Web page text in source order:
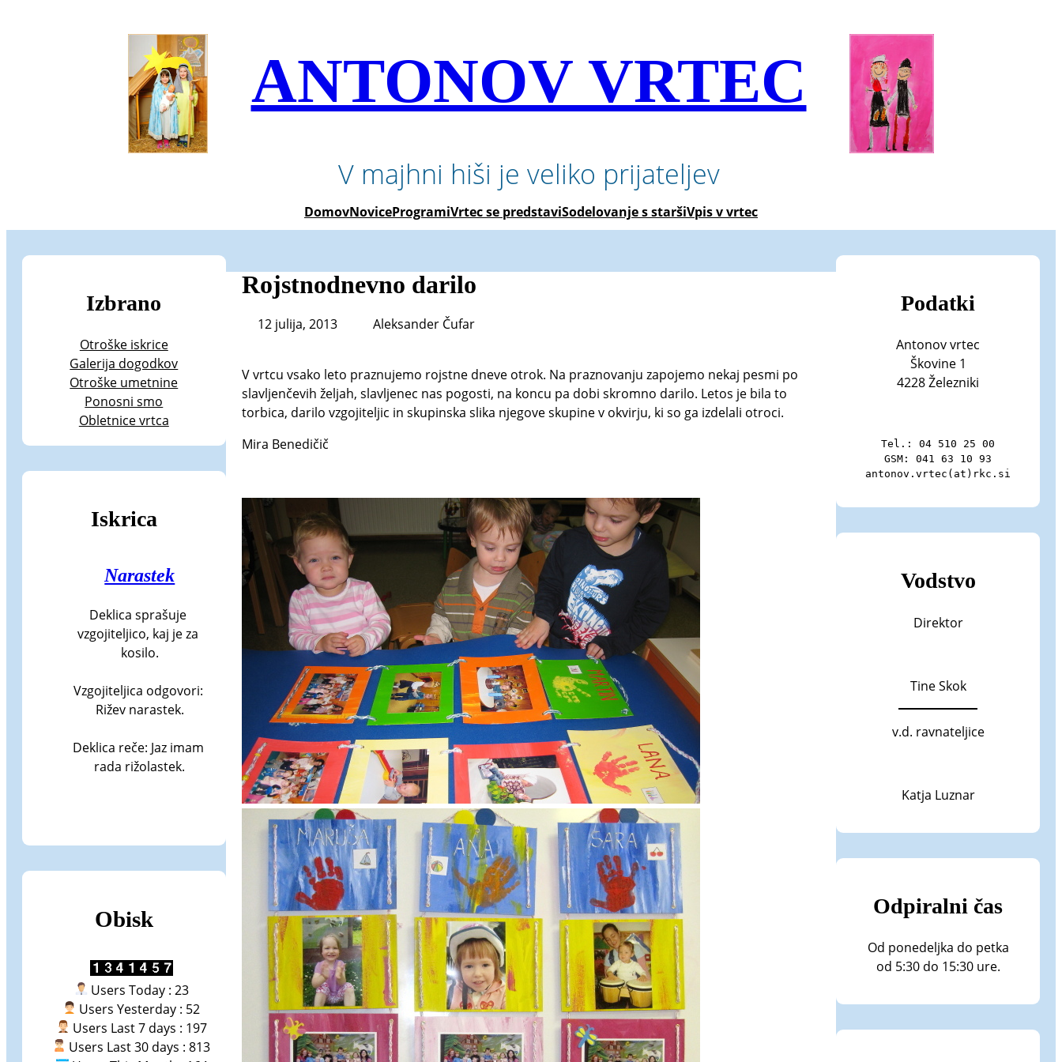
ANTONOV VRTEC
V majhni hiši je veliko prijateljev
DomovNoviceProgramiVrtec se predstaviSodelovanje s staršiVpis v vrtec
Izbrano
Otroške iskrice
Galerija dogodkov
Otroške umetnine
Ponosni smo
Obletnice vrtca
Iskrica
Narastek
Deklica sprašuje
vzgojiteljico, kaj je za
kosilo.
Vzgojiteljica odgovori:
Rižev narastek.
Deklica reče: Jaz imam
rada rižolastek.
Obisk
Users Today : 23
Users Yesterday : 52
Users Last 7 days : 197
Users Last 30 days : 813
Rojstnodnevno darilo
12 julija, 2013 Aleksander Čufar
V vrtcu vsako leto praznujemo rojstne dneve otrok. Na praznovanju zapojemo nekaj pesmi po
slavljenčevih željah, slavljenec nas pogosti, na koncu pa dobi skromno darilo. Letos je bila to
torbica, darilo vzgojiteljic in skupinska slika njegove skupine v okvirju, ki so ga izdelali otroci.
Mira Benedičič
Podatki
Antonov vrtec
Škovine 1
4228 Železniki
Tel.: 04 510 25 00
GSM: 041 63 10 93
antonov.vrtec(at)rkc.si
Vodstvo
Direktor
Tine Skok
v.d. ravnateljice
Katja Luznar
Odpiralni čas
Od ponedeljka do petka
od 5:30 do 15:30 ure.